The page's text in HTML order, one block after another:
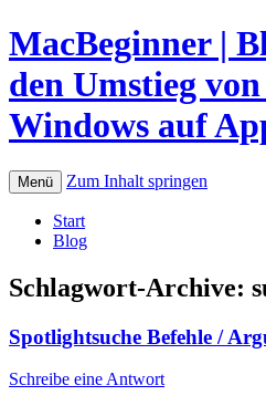
MacBeginner |
den Umstieg
Windows auf
Menü Zum Inhalt springen
Start
Blog
Schlagwort-Archive:
Spotlightsuche Befehle /
Schreibe eine Antwort